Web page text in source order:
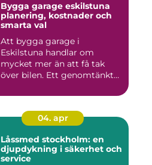
Bygga garage eskilstuna
planering, kostnader och
smarta val
Att bygga garage i
Eskilstuna handlar om
mycket mer än att få tak
över bilen. Ett genomtänkt
04. apr
Låssmed stockholm: en
djupdykning i säkerhet och
service